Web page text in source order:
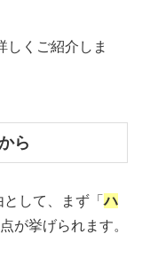
しくご紹介しま
ら
して、まず「ハ
が挙げられます。